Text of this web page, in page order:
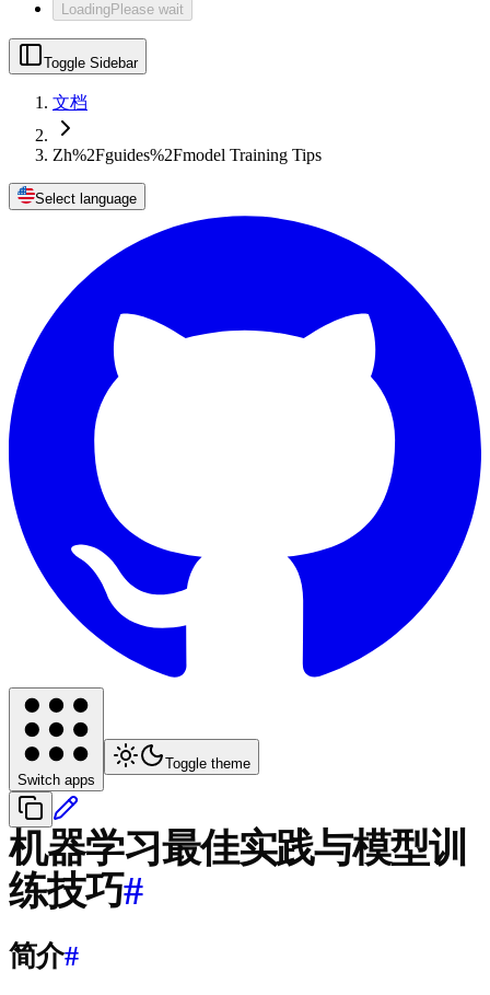
LoadingPlease wait
Toggle Sidebar
文档
Zh%2Fguides%2Fmodel Training Tips
Select language
Switch apps
Toggle theme
机器学习最佳实践与模型训
练技巧#
简介#